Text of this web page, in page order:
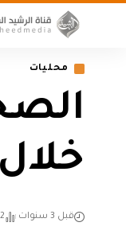
محليات
قبل 3 سنوات 52